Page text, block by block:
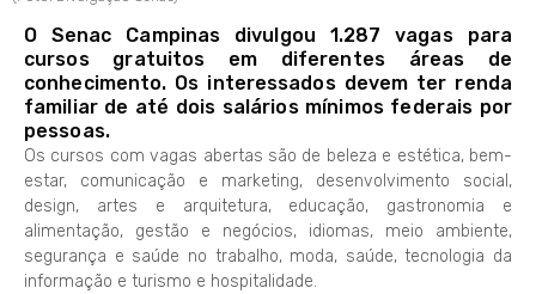
O Senac Campinas divulgou 1.287 vagas para
cursos gratuitos em diferentes áreas de
conhecimento. Os interessados devem ter renda
familiar de até dois salários mínimos federais por
pessoas.
Os cursos com vagas abertas são de beleza e estética, bem-
estar, comunicação e marketing, desenvolvimento social,
design, artes e arquitetura, educação, gastronomia e
alimentação, gestão e negócios, idiomas, meio ambiente,
segurança e saúde no trabalho, moda, saúde, tecnologia da
informação e turismo e hospitalidade.